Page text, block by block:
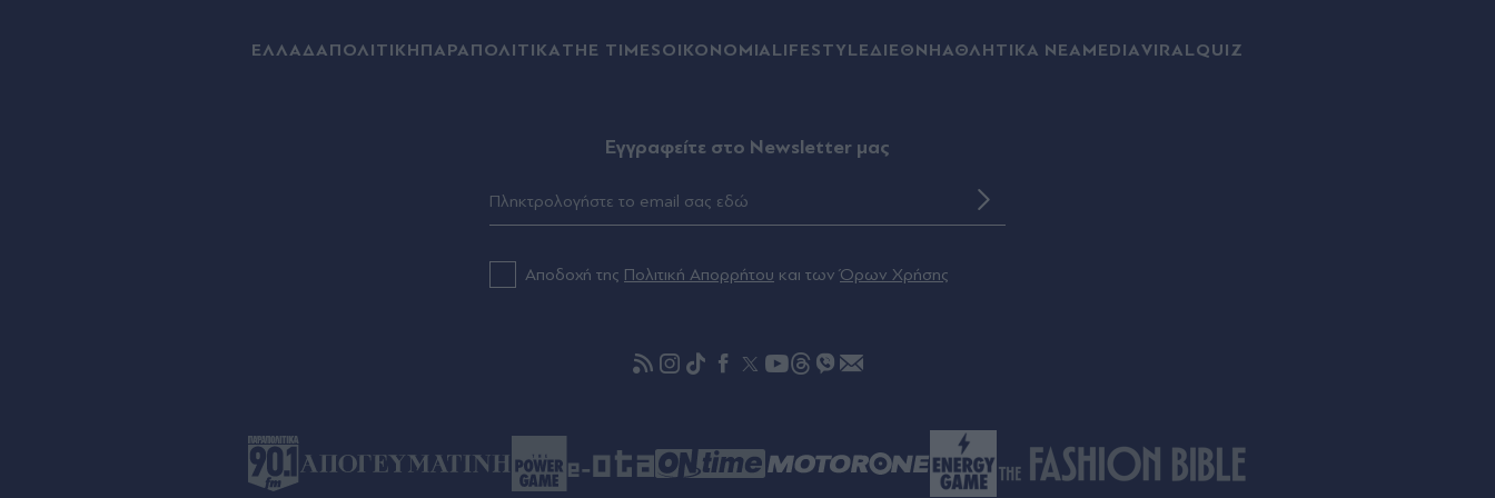
ΕΛΛΑΔΑΠΟΛΙΤΙΚΗΠΑΡΑΠΟΛΙΤΙΚΑTHE TIMESΟΙΚΟΝΟΜΙΑLIFESTYLEΔΙΕΘΝΗΑΘΛΗΤΙΚΑ ΝΕΑMEDIAVIRALQUIZ
Eγγραφείτε στο Newsletter μας
Αποδοχή της Πολιτική Απορρήτου και τωνΌρων Χρήσης